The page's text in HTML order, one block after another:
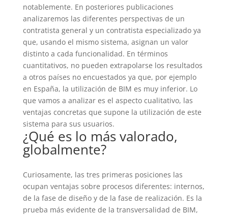
notablemente. En posteriores publicaciones
analizaremos las diferentes perspectivas de un
contratista general y un contratista especializado ya
que, usando el mismo sistema, asignan un valor
distinto a cada funcionalidad. En términos
cuantitativos, no pueden extrapolarse los resultados
a otros países no encuestados ya que, por ejemplo
en España, la utilización de BIM es muy inferior. Lo
que vamos a analizar es el aspecto cualitativo, las
ventajas concretas que supone la utilización de este
sistema para sus usuarios.
¿Qué es lo más valorado,
globalmente?
Curiosamente, las tres primeras posiciones las
ocupan ventajas sobre procesos diferentes: internos,
de la fase de diseño y de la fase de realización. Es la
prueba más evidente de la transversalidad de BIM,